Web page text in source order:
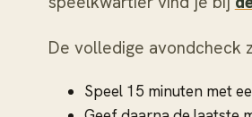
De volledige avondcheck
Speel 15 minuten met